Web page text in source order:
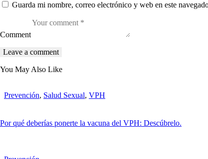
Guarda mi nombre, correo electrónico y web en este
Comment
You May Also Like
Prevención, Salud Sexual, VPH
Por qué deberías ponerte la vacuna del VPH: Descúbrelo.